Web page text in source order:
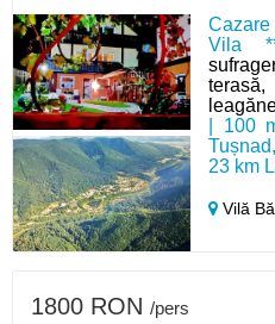
Vila
| 100
23 km
Vilă
1800 RON /pers